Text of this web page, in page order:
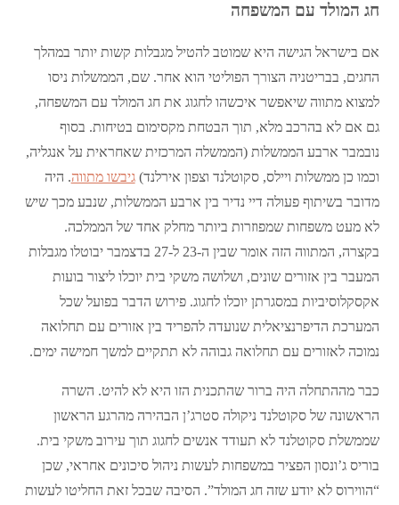
חג המולד עם המשפחה
אם בישראל הגישה היא שמוטב להטיל מגבלות קשות יותר במהלך
החגים, בבריטניה הצורך הפוליטי הוא אחר. שם, הממשלות ניסו
למצוא מתווה שיאפשר איכשהו לחגוג את חג המולד עם המשפחה,
גם אם לא בהרכב מלא, תוך הבטחת מקסימום בטיחות. בסוף
נובמבר ארבע הממשלות (הממשלה המרכזית שאחראית על אנגליה,
וכמו כן ממשלות ויילס, סקוטלנד וצפון אירלנד)גיבשו מתווה. היה
מדובר בשיתוף פעולה דיי נדיר בין ארבע הממשלות, שנבע מכך שיש
לא מעט משפחות שמפוזרות ביותר מחלק אחד של הממלכה.
בקצרה, המתווה הזה אומר שבין ה-23 ל-27 בדצמבר יבוטלו מגבלות
המעבר בין אזורים שונים, ושלושה משקי בית יוכלו ליצור בועות
אקסקלוסיביות במסגרתן יוכלו לחגוג. פירוש הדבר בפועל שכל
המערכת הדיפרנציאלית שנועדה להפריד בין אזורים עם תחלואה
נמוכה לאזורים עם תחלואה גבוהה לא תתקיים למשך חמישה ימים.
כבר מההתחלה היה ברור שהתכנית הזו היא לא להיט. השרה
הראשונה של סקוטלנד ניקולה סטרג’ן הבהירה מהרגע הראשון
שממשלת סקוטלנד לא תעודד אנשים לחגוג תוך עירוב משקי בית.
בוריס ג’ונסון הפציר במשפחות לעשות ניהול סיכונים אחראי, שכן
“הווירוס לא יודע שזה חג המולד”. הסיבה שבכל זאת החליטו לעשות